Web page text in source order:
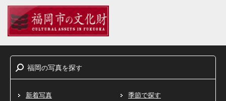
福岡の写真を探す
新着写真 季節で探す